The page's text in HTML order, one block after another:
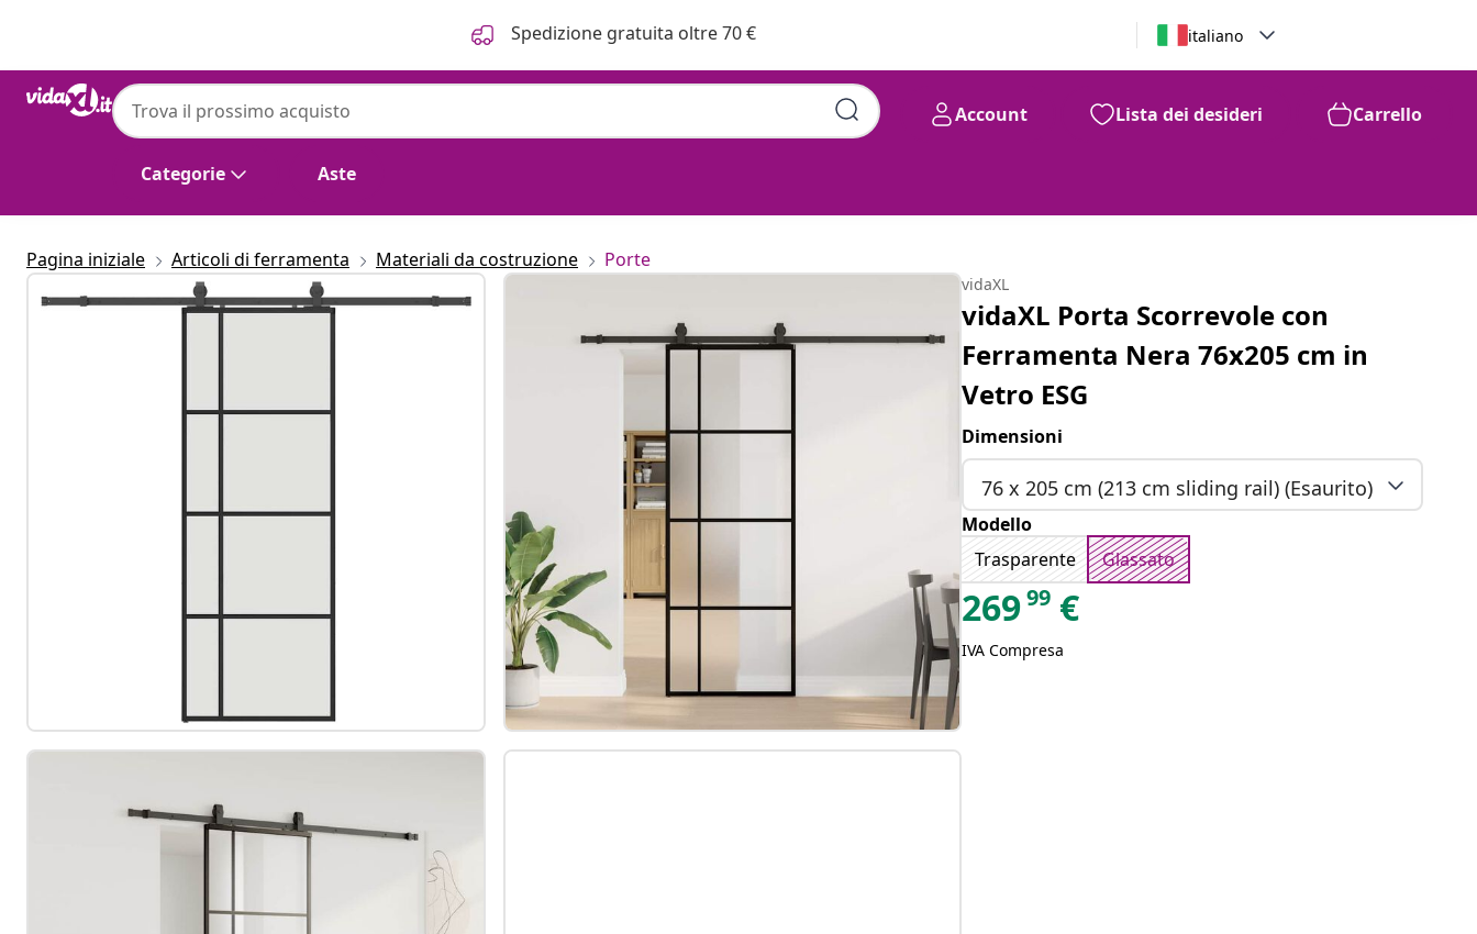
Spedizione gratuita oltre 70 € italiano
Categorie Aste
Account Lista dei desideri Carrello
vidaXL 99
Pagina iniziale Articoli di ferramenta Materiali da costruzione Porte
vidaXL
vidaXL Porta Scorrevole con
Ferramenta Nera 76x205 cm in
Vetro ESG
Dimensioni
76 x 205 cm (213 cm sliding rail) (Esaurito)
Modello
Trasparente
Glassato
26999 €
IVA Compresa